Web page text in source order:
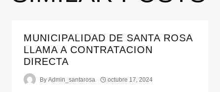
MUNICIPALIDAD DE SANTA ROSA
LLAMA A CONTRATACION
DIRECTA
By Admin_santarosa octubre 17, 2024